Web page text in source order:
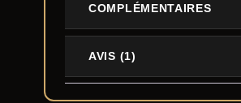
COMPLÉMENTAIRES
AVIS (1)